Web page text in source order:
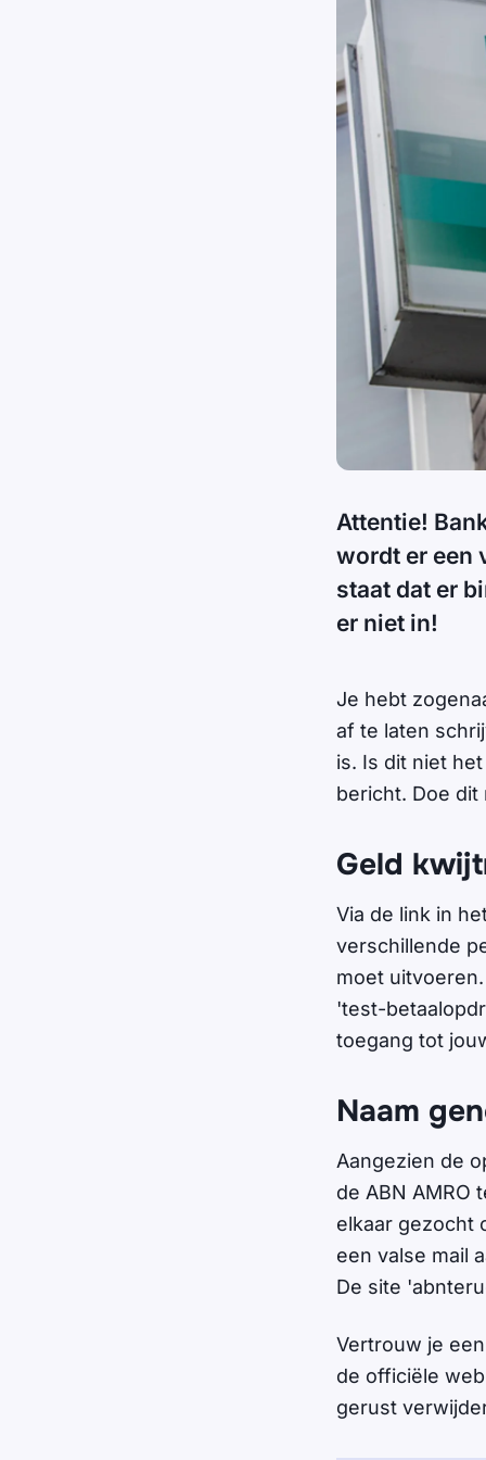
Attentie!
wordt er een
staat dat er
er niet in!
Je hebt
af te laten
is. Is dit niet
bericht. Doe dit
Geld
Via de link in
verschillende
moet
'test-
toegang tot
Naam
Aangezien de
de ABN AMRO
elkaar gezocht
een valse mail
De site
Vertrouw je
de officiële
gerust